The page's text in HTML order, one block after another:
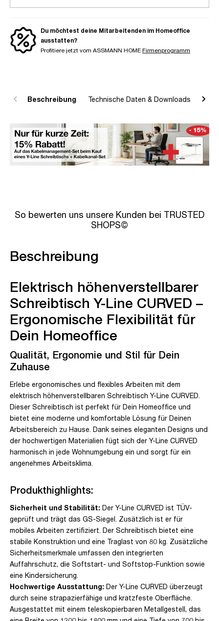
Du möchtest deine Mitarbeitenden im Homeoffice
ausstatten?
Profitiere jetzt vom ASSMANN HOME Firmenprogramm
Beschreibung Technische Daten & Downloads
So bewerten uns unsere Kunden bei TRUSTED
SHOPS©
Beschreibung
Elektrisch höhenverstellbarer
Schreibtisch Y-Line CURVED –
Ergonomische Flexibilität für
Dein Homeoffice
Qualität, Ergonomie und Stil für Dein
Zuhause
Erlebe ergonomisches und flexibles Arbeiten mit dem
elektrisch höhenverstellbaren Schreibtisch Y-Line CURVED.
Dieser Schreibtisch ist perfekt für Dein Homeoffice und
bietet eine moderne und komfortable Lösung für Deinen
Arbeitsbereich zu Hause. Dank seines eleganten Designs und
der hochwertigen Materialien fügt sich der Y-Line CURVED
harmonisch in jede Wohnumgebung ein und sorgt für ein
angenehmes Arbeitsklima.
Produkthighlights:
Sicherheit und Stabilität: Der Y-Line CURVED ist TÜV-
geprüft und trägt das GS-Siegel. Zusätzlich ist er für
mobiles Arbeiten zertifiziert. Der Schreibtisch bietet eine
stabile Konstruktion und eine Traglast von 80 kg. Zusätzliche
Sicherheitsmerkmale umfassen den integrierten
Auffahrschutz, die Softstart- und Softstop-Funktion sowie
eine Kindersicherung.
Hochwertige Ausstattung: Der Y-Line CURVED überzeugt
durch seine strapazierfähige und kratzfeste Oberfläche.
Ausgestattet mit einem teleskopierbaren Metallgestell, das